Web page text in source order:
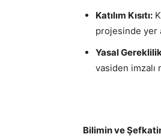
Katılım Kısıtı:
projesinde yer
Yasal
vasiden imzalı
Bilimin ve